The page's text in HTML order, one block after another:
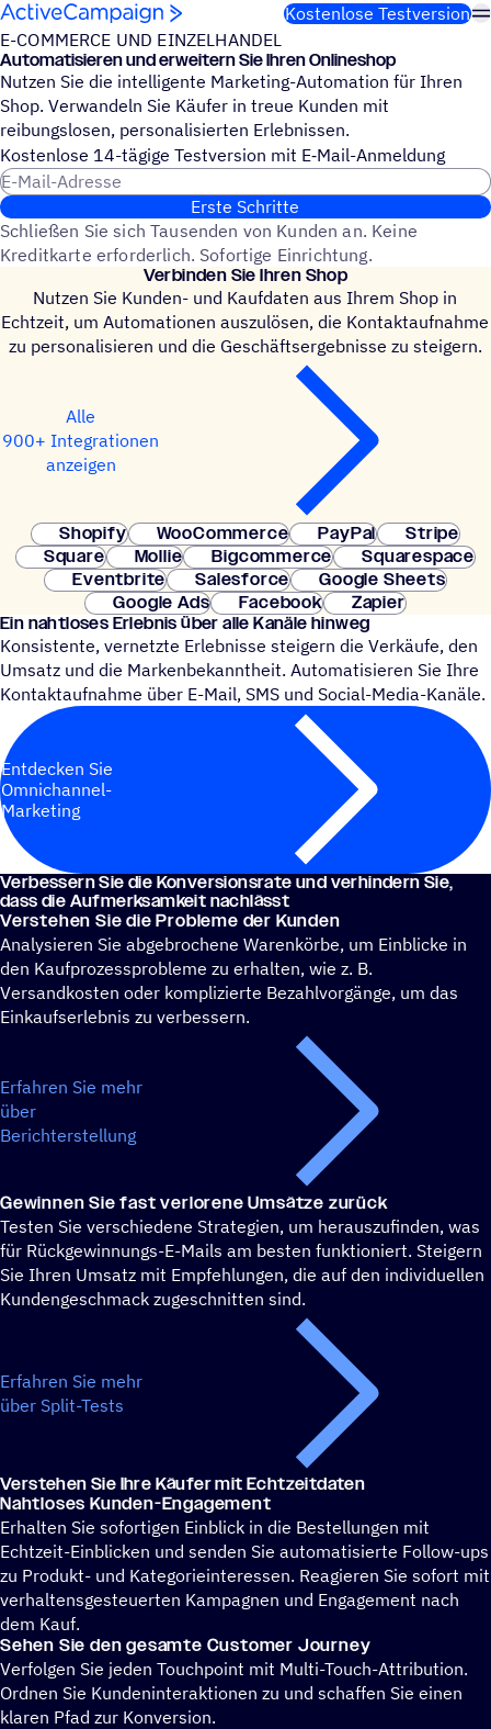
Weiter zum Inhalt
Kostenlose Testversion
E-COMMERCE UND EINZELHANDEL
Auto­ma­ti­sie­ren und erwei­tern Sie Ihren Onlineshop
Nutzen Sie die intelligente Marketing-Automation für Ihren
Shop. Verwandeln Sie Käufer in treue Kunden mit
reibungslosen, personalisierten Erlebnissen.
Kosten­lose 14-tägige Test­ver­sion mit E‑Mail-Anmel­dung
E-Mail-Adresse
Erste Schritte
Schließen Sie sich Tausenden von Kunden an. Keine
Kreditkarte erforderlich. Sofortige Einrichtung.
Verbin­den Sie Ihren Shop
Nutzen Sie Kunden- und Kaufdaten aus Ihrem Shop in
Echtzeit, um Automationen auszulösen, die Kontaktaufnahme
zu personalisieren und die Geschäftsergebnisse zu steigern.
Alle
900+ Integrationen
anzeigen
Shopify WooCommerce PayPal
Stripe
Square
Mollie Bigcommerce
Squarespace
Eventbrite
Salesforce
Google Sheets
Google Ads
Facebook
Zapier
Ein naht­lo­ses Erleb­nis über alle Kanäle hinweg
Konsistente, vernetzte Erlebnisse steigern die Verkäufe, den
Umsatz und die Markenbekanntheit. Automatisieren Sie Ihre
Kontaktaufnahme über E-Mail, SMS und Social-Media-Kanäle.
Entdecken Sie
Omnichannel-
Marketing
Verbes­sern Sie die Konver­si­ons­rate und verhin­dern Sie,
dass die Aufmerksamkeit nachlässt
Verste­hen Sie die Probleme der Kunden
Analysieren Sie abgebrochene Warenkörbe, um Einblicke in
den Kaufprozessprobleme zu erhalten, wie z. B.
Versandkosten oder komplizierte Bezahlvorgänge, um das
Einkaufserlebnis zu verbessern.
Erfahren Sie mehr
über
Berichterstellung
Gewin­nen Sie fast verlo­rene Umsätze zurück
Testen Sie verschiedene Strategien, um herauszufinden, was
für Rückgewinnungs-E-Mails am besten funktioniert. Steigern
Sie Ihren Umsatz mit Empfehlungen, die auf den individuellen
Kundengeschmack zugeschnitten sind.
Erfahren Sie mehr
über Split-Tests
Verste­hen Sie Ihre Käufer mit Echtzeitdaten
Naht­lo­ses Kunden-Engagement
Erhalten Sie sofortigen Einblick in die Bestellungen mit
Echtzeit-Einblicken und senden Sie automatisierte Follow-ups
zu Produkt- und Kategorieinteressen. Reagieren Sie sofort mit
verhaltensgesteuerten Kampagnen und Engagement nach
dem Kauf.
Sehen Sie den gesamte Customer Journey
Verfolgen Sie jeden Touchpoint mit Multi-Touch-Attribution.
Ordnen Sie Kundeninteraktionen zu und schaffen Sie einen
klaren Pfad zur Konversion.